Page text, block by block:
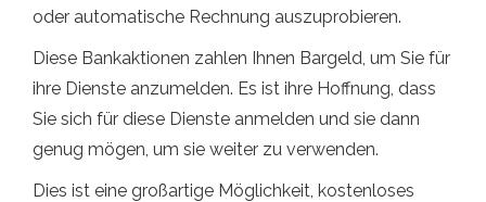
oder automatische Rechnung auszuprobieren.
Diese Bankaktionen zahlen Ihnen Bargeld, um Sie für
ihre Dienste anzumelden. Es ist ihre Hoffnung, dass
Sie sich für diese Dienste anmelden und sie dann
genug mögen, um sie weiter zu verwenden.
Dies ist eine großartige Möglichkeit, kostenloses